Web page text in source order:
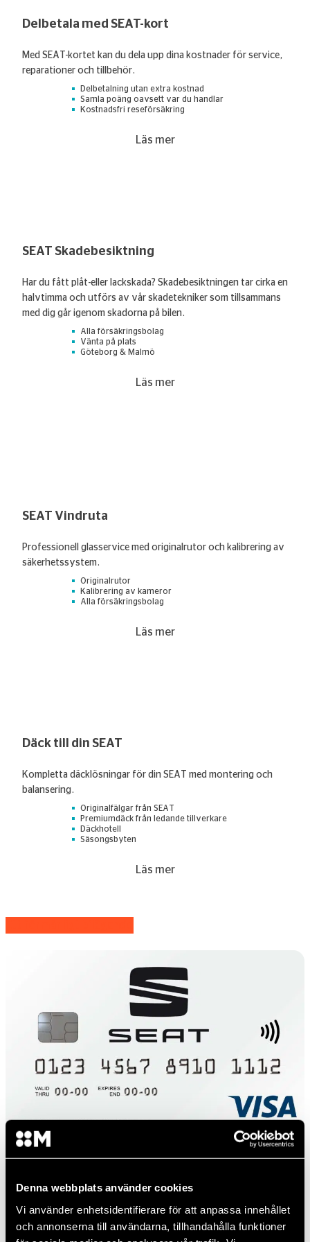
Denna webbplats använder cookies
Vi använder enhetsidentifierare för att anpassa innehållet
och annonserna till användarna, tillhandahålla funktioner
Delbetala med SEAT-kort
Med SEAT-kortet kan du dela upp dina kostnader för service,
reparationer och tillbehör.
Delbetalning utan extra kostnad
Samla poäng oavsett var du handlar
Kostnadsfri reseförsäkring
Läs mer
SEAT Skadebesiktning
Har du fått plåt-eller lackskada? Skadebesiktningen tar cirka en
halvtimma och utförs av vår skadetekniker som tillsammans
med dig går igenom skadorna på bilen.
Alla försäkringsbolag
Vänta på plats
Göteborg & Malmö
Läs mer
SEAT Vindruta
Professionell glasservice med originalrutor och kalibrering av
säkerhetssystem.
Originalrutor
Kalibrering av kameror
Alla försäkringsbolag
Läs mer
Däck till din SEAT
Kompletta däcklösningar för din SEAT med montering och
balansering.
Originalfälgar från SEAT
Premiumdäck från ledande tillverkare
Däckhotell
Säsongsbyten
Läs mer
Betala med ditt alldeles
egna SEATkort VISA.